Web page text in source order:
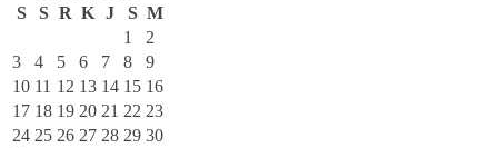
S
S R K J S M
1
2
3
4 5 6 7 8
9
10 11 12 13 14 15 16
17 18 19 20 21 22 23
24 25 26 27 28 29 30